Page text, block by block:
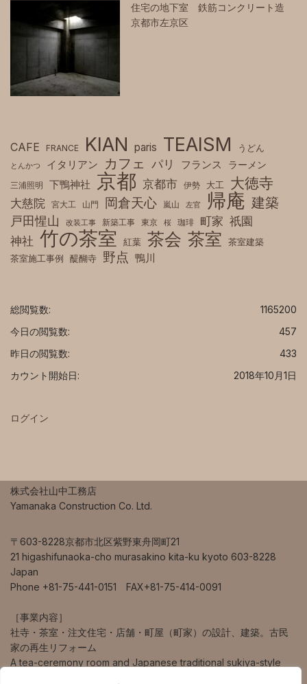
住宅の地下室 鉄筋コンクリート造
京都市左京区
CAFE FRANCE KIAN paris TEAISM うどん
とんかつ イタリアン カフェ パリ フランス ラーメン
三浦照明 下鴨神社 京都 京都市 伊勢 大工 大徳寺
大慈院 宮大工 山門 岡倉天心 嵐山 左官 帰庵 建築
戸田惺山 改装工事 新築工事 東京 桜 珈琲 町家 祇園
神社 竹の茶室 紅葉 茶会 茶室
茶室建築
茶室施工事例
醍醐寺 野点 鴨川
1165200
総閲覧数:
457
今日の閲覧数:
433
昨日の閲覧数:
2018年10月1日
カウント開始日:
ログイン
株式会社山中工務店
Yamanaka Construction Co. Ltd.
〒603-8228京都市北区紫野東舟岡町21
21 higashifunaoka-cho murasakino kita-ku kyoto 603-8228
Japan
Phone +81-75-441-0151 FAX+81-75-414-0091
［事業内容］
社寺・茶室・注文住宅・店舗・町屋（町家）の設計、建築。古民
家の再生リフォーム
A tea-ceremony room and Japanese traditional sukiya-style